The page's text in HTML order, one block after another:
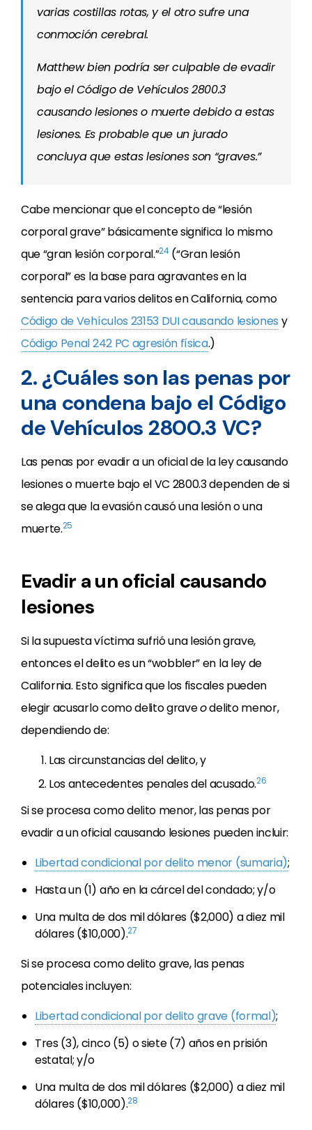
varias costillas rotas, y el otro sufre una
conmoción cerebral.
Matthew bien podría ser culpable de evadir
bajo el Código de Vehículos 2800.3
causando lesiones o muerte debido a estas
lesiones. Es probable que un jurado
concluya que estas lesiones son “graves.”
Cabe mencionar que el concepto de “lesión
corporal grave” básicamente significa lo mismo
que “gran lesión corporal.”24(“Gran lesión
corporal” es la base para agravantes en la
sentencia para varios delitos en California, como
Código de Vehículos 23153 DUI causando lesiones y
Código Penal 242 PC agresión física.)
2. ¿Cuáles son las penas por
una condena bajo el Código
de Vehículos 2800.3 VC?
Las penas por evadir a un oficial de la ley causando
lesiones o muerte bajo el VC 2800.3 dependen de si
se alega que la evasión causó una lesión o una
muerte.25
Evadir a un oficial causando
lesiones
Si la supuesta víctima sufrió una lesión grave,
entonces el delito es un “wobbler” en la ley de
California. Esto significa que los fiscales pueden
elegir acusarlo como delito graveodelito menor,
dependiendo de:
Las circunstancias del delito, y
Los antecedentes penales del acusado.26
Si se procesa como delito menor, las penas por
evadir a un oficial causando lesiones pueden incluir:
Libertad condicional por delito menor (sumaria);
Hasta un (1) año en la cárcel del condado; y/o
Una multa de dos mil dólares ($2,000) a diez mil
dólares ($10,000).27
Si se procesa como delito grave, las penas
potenciales incluyen:
Libertad condicional por delito grave (formal);
Tres (3), cinco (5) o siete (7) años en prisión
estatal; y/o
Una multa de dos mil dólares ($2,000) a diez mil
dólares ($10,000).28